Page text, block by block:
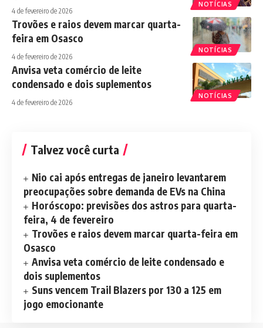
NOTÍCIAS
4 de fevereiro de 2026
NOTÍCIAS
Trovões e raios devem marcar quarta-
feira em Osasco
4 de fevereiro de 2026
NOTÍCIAS
Anvisa veta comércio de leite
condensado e dois suplementos
4 de fevereiro de 2026
Talvez você curta
Nio cai após entregas de janeiro levantarem
preocupações sobre demanda de EVs na China
Horóscopo: previsões dos astros para quarta-
feira, 4 de fevereiro
Trovões e raios devem marcar quarta-feira em
Osasco
Anvisa veta comércio de leite condensado e
dois suplementos
Suns vencem Trail Blazers por 130 a 125 em
jogo emocionante